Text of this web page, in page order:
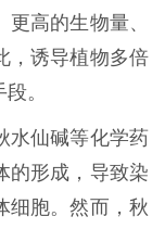
高的生物量、
，诱导植物多倍
。
水仙碱等化学药
的形成，导致染
细胞。然而，秋